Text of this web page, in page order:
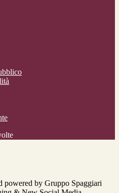
powered by Gruppo Spaggiari